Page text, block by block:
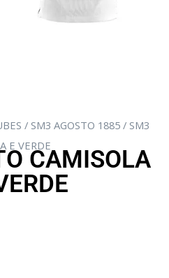
/ SM3 AGOSTO 1885 / SM3
E VERDECAMISOLA